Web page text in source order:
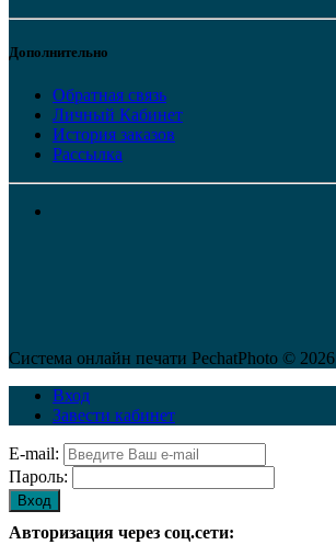
Дополнительно
Обратная связь
Личный Кабинет
История заказов
Рассылка
Система онлайн печати PechatPhoto © 2026
Вход
Завести кабинет
E-mail:
Пароль:
Вход
Авторизация через соц.сети: